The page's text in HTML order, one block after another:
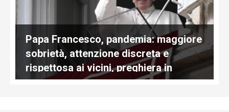
Papa Francesco, pandemia: maggiore
sobrietà, attenzione discreta e
rispettosa ai vicini, preghiera in
famiglia